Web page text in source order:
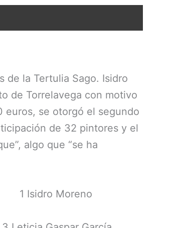
de la Tertulia Sago. Isidro
de Torrelavega con motivo
euros, se otorgó el segundo
de 32 pintores y el
algo que “se ha
1 Isidro Moreno